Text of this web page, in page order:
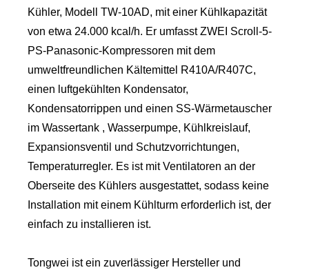
Kühler, Modell TW-10AD, mit einer Kühlkapazität
von etwa 24.000 kcal/h. Er umfasst ZWEI Scroll-5-
PS-Panasonic-Kompressoren mit dem
umweltfreundlichen Kältemittel R410A/R407C,
einen luftgekühlten Kondensator,
Kondensatorrippen und einen SS-Wärmetauscher
im Wassertank , Wasserpumpe, Kühlkreislauf,
Expansionsventil und Schutzvorrichtungen,
Temperaturregler. Es ist mit Ventilatoren an der
Oberseite des Kühlers ausgestattet, sodass keine
Installation mit einem Kühlturm erforderlich ist, der
einfach zu installieren ist.
Tongwei ist ein zuverlässiger Hersteller und